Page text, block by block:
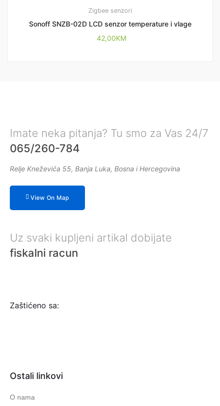
Zigbee senzori
Sonoff SNZB-02D LCD senzor temperature i vlage
42,00KM
Imate neka pitanja? Tu smo za Vas 24/7
065/260-784
Relje Kneževića 55, Banja Luka, Bosna i Hercegovina
View On Map
Uz svaki kupljeni artikal dobijate
fiskalni racun
Zaštićeno sa:
Ostali linkovi
O nama